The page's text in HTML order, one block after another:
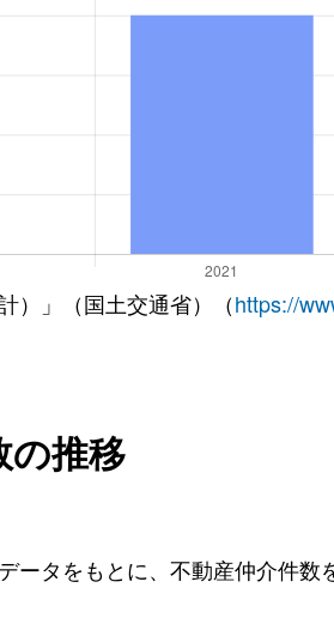
」（国土交通省）（https://
の推移
ータをもとに、不動産仲介件